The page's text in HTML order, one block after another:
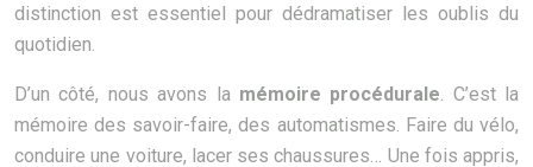
distinction est essentiel pour dédramatiser les oublis du
quotidien.
D’un côté, nous avons la mémoire procédurale . C’est la
mémoire des savoir-faire, des automatismes. Faire du vélo,
conduire une voiture, lacer ses chaussures… Une fois appris,